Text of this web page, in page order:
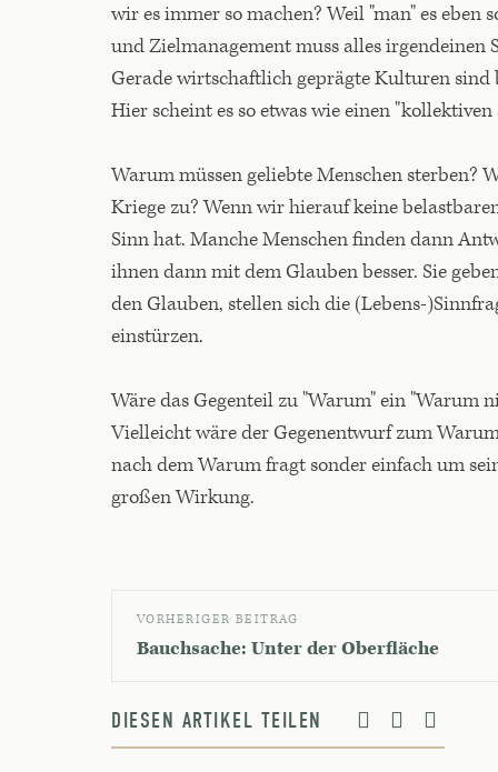
wir es immer so machen? Weil "man" es
und Zielmanagement muss alles irgendeinen
Gerade wirtschaftlich geprägte Kulturen sind
Hier scheint es so etwas wie einen
Warum müssen geliebte Menschen sterben?
Kriege zu? Wenn wir hierauf keine
Sinn hat. Manche Menschen finden dann
ihnen dann mit dem Glauben besser. Sie
den Glauben, stellen sich die (Lebens-
einstürzen.
Wäre das Gegenteil zu "Warum" ein "Warum
Vielleicht wäre der Gegenentwurf zum
nach dem Warum fragt sonder einfach um
großen Wirkung.
VORHERIGER BEITRAG
Bauchsache: Unter der Oberfläche
DIESEN ARTIKEL TEILEN